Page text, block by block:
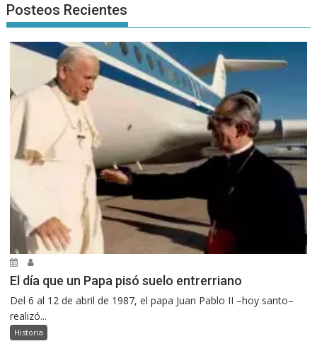
Posteos Recientes
El día que un Papa pisó suelo entrerriano
Del 6 al 12 de abril de 1987, el papa Juan Pablo II –hoy santo–
realizó...
Historia